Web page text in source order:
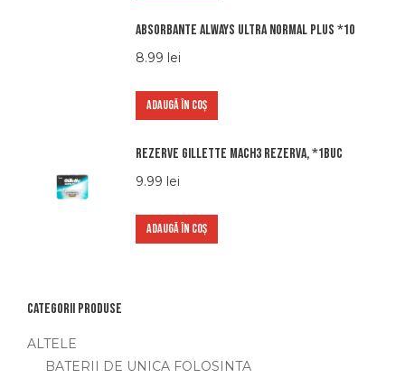
Absorbante Always Ultra normal plus *10
8.99 lei
ADAUGĂ ÎN COȘ
Rezerve Gillette Mach3 Rezerva, *1buc
9.99 lei
ADAUGĂ ÎN COȘ
Categorii produse
ALTELE
BATERII DE UNICA FOLOSINTA